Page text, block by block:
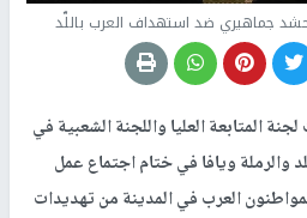
جماهيري ضد استهداف العرب باللّد
المتابعة العليا واللجنة الشعبية في
والرملة ويافا في ختام اجتماع عمل
العرب في المدينة من تهديدات